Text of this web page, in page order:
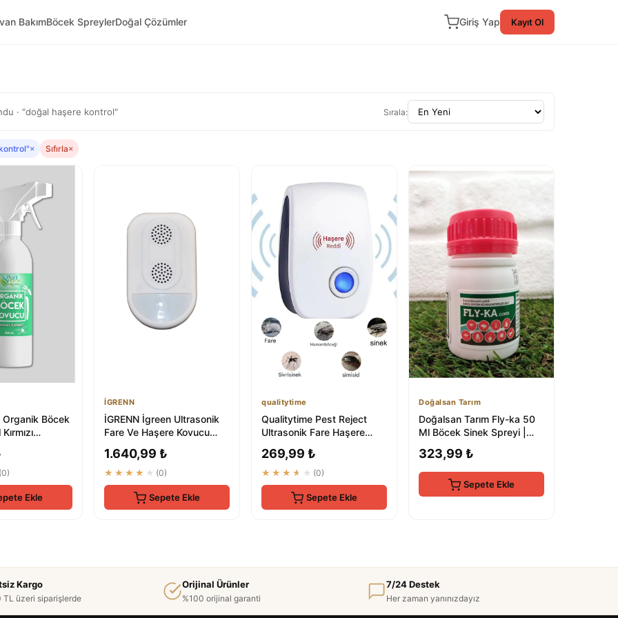
BakımBöcek SpreylerDoğal Çözümler Giriş Yap Kayıt Ol
· "doğal haşere kontrol" Sırala:
× Sıfırla×
Organik Böcek
(0)
Ekle
İGRENN
İGRENN İgreen Ultrasonik
Fare Ve Haşere Kovucu
Böc...
1.640,99 ₺
★★★★★ (0)
Sepete Ekle
qualitytime
Qualitytime Pest Reject
Ultrasonik Fare Haşere
269,99 ₺
★★★★★ (0)
Sepete Ekle
Doğalsan Tarım
Doğalsan Tarım Fly-ka 50
Ml Böcek Sinek Spreyi |
Kontrolü
323,99 ₺
Sepete Ekle
Kargo
TL üzeri siparişlerde
Orijinal Ürünler
%100 orijinal garanti
7/24 Destek
Her zaman yanınızdayız